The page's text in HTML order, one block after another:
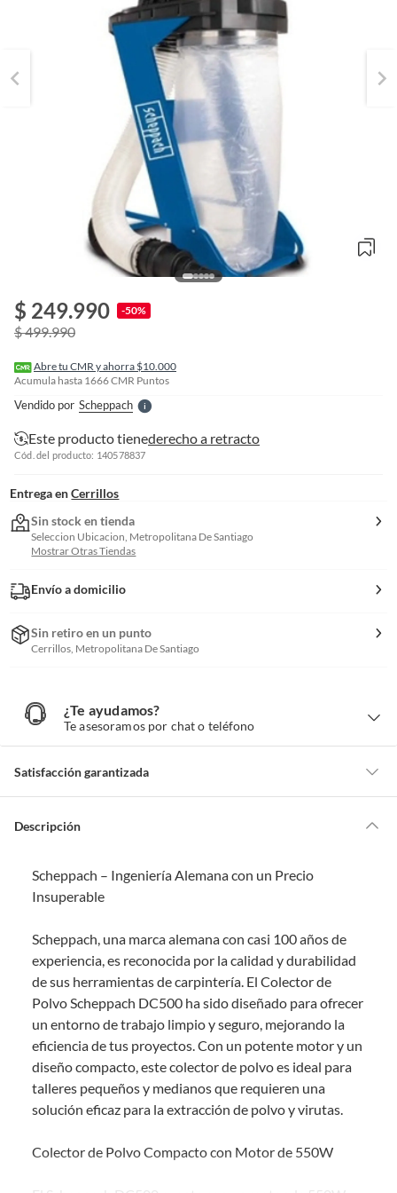
$ 249.990 -50%
$ 499.990
Abre tu CMR y ahorra $10.000
Acumula hasta 1666CMR Puntos
Vendido por ScheppachS
l
l
I
n
o
Este producto tienederecho a retracto
Cód. del producto: 140578837
Entrega en Cerrillos
Sin stock en tienda
Seleccion Ubicacion, Metropolitana De Santiago
Mostrar Otras Tiendas
Envío a domicilio
Sin retiro en un punto
Cerrillos, Metropolitana De Santiago
¿Te ayudamos?
Te asesoramos por chat o teléfono
y
Satisfacción garantizada
de la compra.
comprado por internet y que hay ciertas categorías que no tienen este
derecho:
puedan deteriorarse o caducar con rapidez.
Confeccionados a la medida.
De uso personal.
En sodimac.cl te damos 30 días desde que recibes el producto. Debe
estar en perfecto estado, con todas sus etiquetas y sin uso, tal como te lo
entregamos.
Productos digitales que se entregan a través de una descarga
electrónica, por ejemplo, cupones de experiencia o programas
para el computador.
Productos que han sido informados como imperfectos, usados,
Descripción
Scheppach – Ingeniería Alemana con un Precio
Insuperable
Scheppach, una marca alemana con casi 100 años de
experiencia, es reconocida por la calidad y durabilidad
de sus herramientas de carpintería. El Colector de
Polvo Scheppach DC500 ha sido diseñado para ofrecer
un entorno de trabajo limpio y seguro, mejorando la
eficiencia de tus proyectos. Con un potente motor y un
diseño compacto, este colector de polvo es ideal para
talleres pequeños y medianos que requieren una
solución eficaz para la extracción de polvo y virutas.
Colector de Polvo Compacto con Motor de 550W